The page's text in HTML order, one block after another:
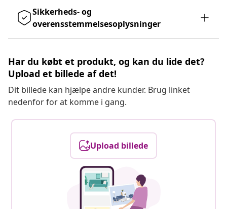
Sikkerheds- og
overensstemmelsesoplysninger
Har du købt et produkt, og kan du lide det?
Upload et billede af det!
Dit billede kan hjælpe andre kunder. Brug linket
nedenfor for at komme i gang.
Upload billede